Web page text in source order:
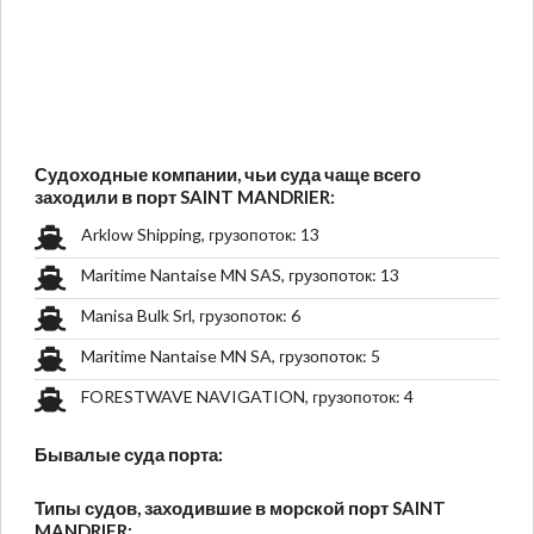
Судоходные компании, чьи суда чаще всего
заходили в порт SAINT MANDRIER:
Arklow Shipping, грузопоток: 13
Maritime Nantaise MN SAS, грузопоток: 13
Manisa Bulk Srl, грузопоток: 6
Maritime Nantaise MN SA, грузопоток: 5
FORESTWAVE NAVIGATION, грузопоток: 4
Бывалые суда порта:
Типы судов, заходившие в морской порт SAINT